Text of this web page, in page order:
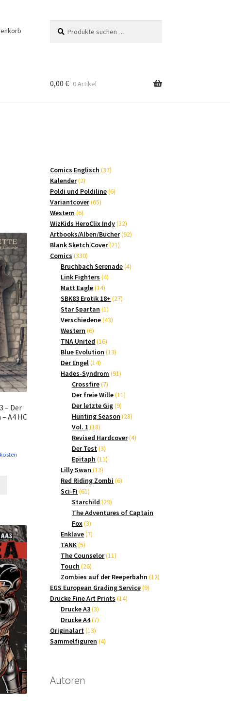
nach:
0,00 € 0 Artikel
– Der
A4 HC
Comics Englisch 3737
Kalender 22
Produkte
Poldi und Poldiline 66
Variantcover 6565
Western 66
Produkte
WizKids HeroClix Indy 3232
Produkte
Artbooks/Alben/Bücher 9292
Blank Sketch Cover 2121
Comics 330330
Produkte
Bruchbach Serenade 44
Link Fighters 44
Matt Eagle 1414
Produkte
SBK83 Erotik 18+ 2727
Star Spartan 11
Produkt
Verschiedene 4343
Western 66
Produkte
TNA United 1616
Produkte
Blue Evolution 1313
Der Engel 1414
Produkte
Hades-Syndrom 9191
Crossfire 77
Produkte
Der freie Wille 1111
Der letzte Gig 99
Produkte
Hunting Season 2828
Vol. 1 1818
Produkte
Revised Hardcover 44
Der Test 33
Produkte
Epitaph 1111
Lilly Swan 1313
Produkte
Red Riding Zombi 66
Sci-Fi 6161
Produkte
Starchild 2929
Produkte
The Adventures of Captain
Fox 33
Produkte
Enklave 77
TANK 55
Produkte
The Counselor 1111
Touch 2626
Produkte
Zombies auf der Reeperbahn 1212
EGS European Grading Service 99
Drucke Fine Art Prints 1414
Drucke A3 33
Produkte
Drucke A4 77
Originalart 1313
Produkte
Sammelfiguren 44
Autoren